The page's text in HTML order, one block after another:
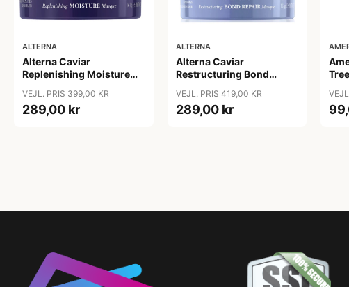
ALTERNA
Alterna Caviar
Replenishing Moisture
VEJL. PRIS 399,00 KR
289,00 kr
ALTERNA
Alterna Caviar
Restructuring Bond
VEJL. PRIS 419,00 KR
289,00 kr